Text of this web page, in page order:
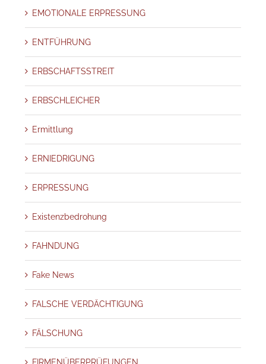
EMOTIONALE ERPRESSUNG
ENTFÜHRUNG
ERBSCHAFTSSTREIT
ERBSCHLEICHER
Ermittlung
ERNIEDRIGUNG
ERPRESSUNG
Existenzbedrohung
FAHNDUNG
Fake News
FALSCHE VERDÄCHTIGUNG
FÄLSCHUNG
FIRMENÜBERPRÜFUNGEN